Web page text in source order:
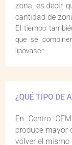
zona, es decir,
cantidad de
El tiempo
que se
lipovaser.
¿QUÉ TIPO DE
En Centro
produce mayor
volver el mismo